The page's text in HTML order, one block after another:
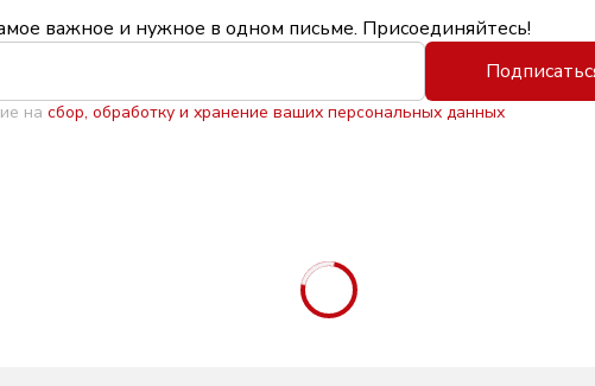
важное и нужное в одном письме. Присоединяйтесь!
на сбор, обработку и хранение ваших персональных данных